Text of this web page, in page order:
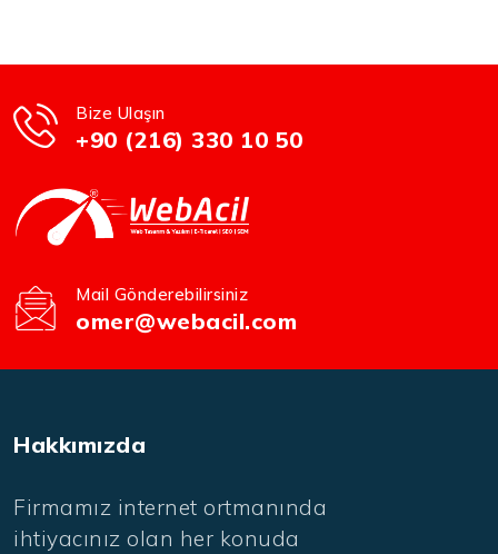
Bize Ulaşın
+90 (216) 330 10 50
Mail Gönderebilirsiniz
omer@webacil.com
Hakkımızda
Firmamız internet ortmanında
ihtiyacınız olan her konuda